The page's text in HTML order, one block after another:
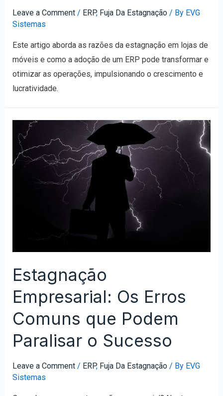
Leave a Comment / ERP, Fuja Da Estagnação/ By EVG
Sistemas
Este artigo aborda as razões da estagnação em lojas de
móveis e como a adoção de um ERP pode transformar e
otimizar as operações, impulsionando o crescimento e
lucratividade.
Estagnação
Empresarial: Os Erros
Comuns que Podem
Paralisar o Sucesso
Leave a Comment / ERP, Fuja Da Estagnação/ By EVG
Sistemas